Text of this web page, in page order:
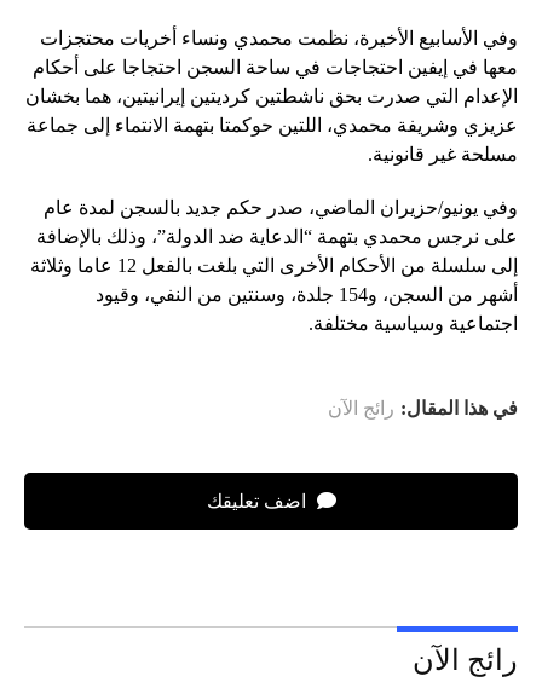
وفي الأسابيع الأخيرة، نظمت محمدي ونساء أخريات محتجزات
معها في إيفين احتجاجات في ساحة السجن احتجاجا على أحكام
الإعدام التي صدرت بحق ناشطتين كرديتين إيرانيتين، هما بخشان
عزيزي وشريفة محمدي، اللتين حوكمتا بتهمة الانتماء إلى جماعة
مسلحة غير قانونية.
وفي يونيو/حزيران الماضي، صدر حكم جديد بالسجن لمدة عام
على نرجس محمدي بتهمة “الدعاية ضد الدولة”، وذلك بالإضافة
إلى سلسلة من الأحكام الأخرى التي بلغت بالفعل 12 عاما وثلاثة
أشهر من السجن، و154 جلدة، وسنتين من النفي، وقيود
اجتماعية وسياسية مختلفة.
في هذا المقال: رائج الآن
اضف تعليقك
رائج الآن